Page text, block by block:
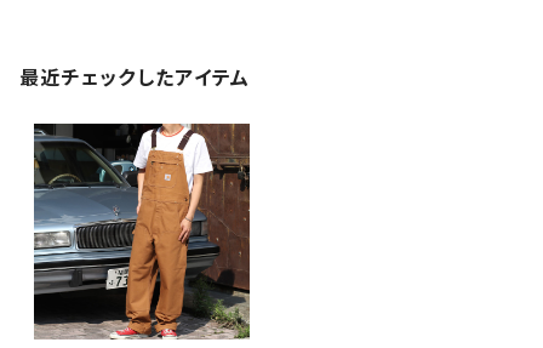
最近チェックしたアイテム